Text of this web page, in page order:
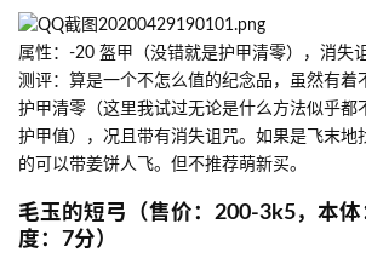
属性：-20 盔甲（没错就是护甲清零），消失
测评：算是一个不怎么值的纪念品，虽然有着
护甲清零（这里我试过无论是什么方法似乎都
护甲值），况且带有消失诅咒。如果是飞末地
的可以带姜饼人飞。但不推荐萌新买。
毛玉的短弓（售价：200-3k5，本
度：7分）